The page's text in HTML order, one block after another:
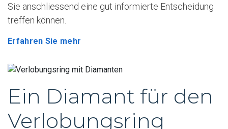
Sie anschliessend eine gut informierte Entscheidung
treffen können.
Erfahren Sie mehr
Ein Diamant für den
Verlobungsring